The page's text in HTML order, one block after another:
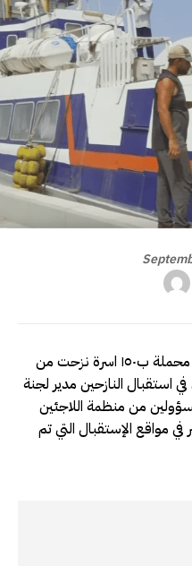
بربره القرن الافريقي/وصلت باخرة محملة ب١٥٠ اسرة نزحت من
استقبال النازحين مدير لجنة
من منظمة اللاجئين
مواقع الإستقبال التي تم